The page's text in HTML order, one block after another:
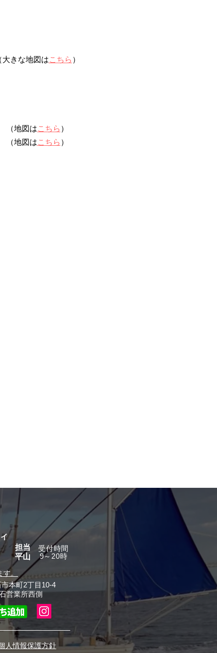
大きな地図はこちら ）
（地図はこちら ）
（地図はこちら ）
担当
平山
​受付時間
9～20時
。
本町2丁目10-4
営業所西側
人情報保護方針